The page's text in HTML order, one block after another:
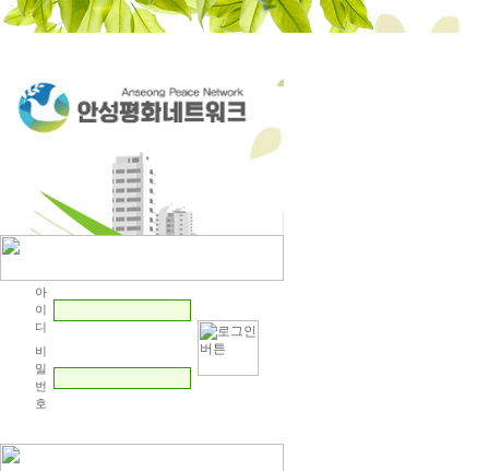
아
이
디
비
밀
번
호